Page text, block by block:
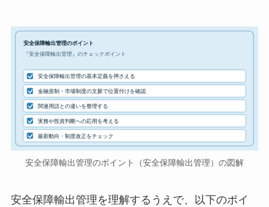
安全保障輸出管理のポイント
『安全保障輸出管理』のチェックポイント
安全保障輸出管理の基本定義を押さえる
金融規制・市場制度の文脈で位置付けを確認
関連用語との違いを整理する
実務や投資判断への応用を考える
最新動向・制度改正をチェック
安全保障輸出管理のポイント（安全保障輸出管理）の図解
安全保障輸出管理を理解するうえで、以下のポイ